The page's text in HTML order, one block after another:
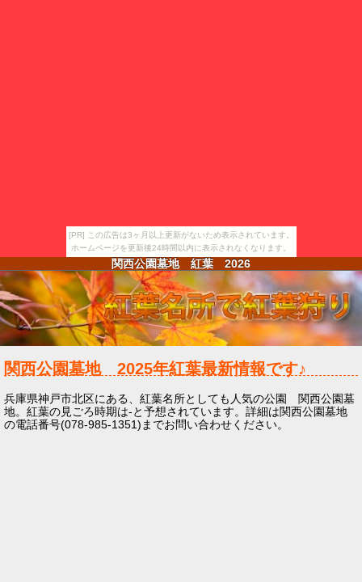
[PR] この広告は3ヶ月以上更新がないため表示されています。
ホームページを更新後24時間以内に表示されなくなります。
関西公園墓地 紅葉 2026
関西公園墓地 2025年紅葉最新情報です♪
兵庫県神戸市北区にある、紅葉名所としても人気の公園 関西公園墓
地。紅葉の見ごろ時期は-と予想されています。詳細は関西公園墓地
の電話番号(078-985-1351)までお問い合わせください。